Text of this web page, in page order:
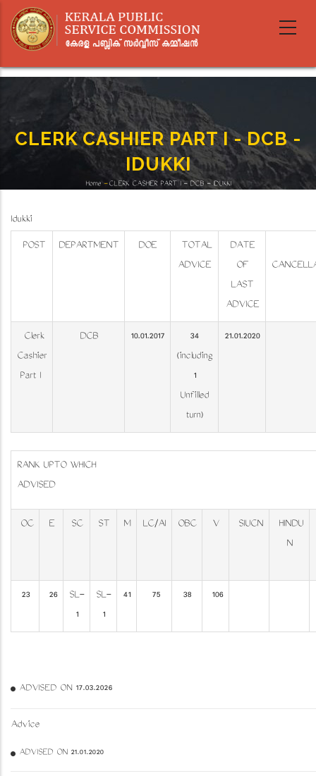
main
content
CLERK CASHIER PART I - DCB -
IDUKKI
Home - CLERK CASHIER PART I - DCB - IDUKKI
Idukki
POST
DEPARTMENT DOE
TOTAL
ADVICE
DATE
OF
LAST
ADVICE
Clerk
Cashier
Part I
DCB 10.01.2017
34
(including
1
Unfilled
turn)
21.01.2020
RANK UPTO WHICH
OC E SC ST M LC/AI OBC V SIUCN
HINDU
N
23 26
SL-
1
SL-
1
41 75 38 106
ADVISED ON 17.03.2026
Advice
ADVISED ON 21.01.2020